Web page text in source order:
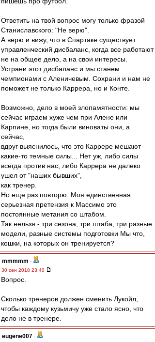
Ответить на твой вопрос могу только фразой
Станиславского: "Не верю".
А верю и вижу, что в Спартаке существует
управленческий дисбаланс, когда все работают
не на общее дело, а на свои интересы.
Устрани этот дисбаланс и мы станем
чемпионами с Аленичевым. Сохрани и нам не
поможет не только Каррера, но и Конте.
Возможно, дело в моей злопамятности: мы
сейчас играем хуже чем при Алене или
Карпине, но тогда были виноваты они, а
сейчас,
вдруг выяснилось, что это Каррере мешают
какие-то темные силы... Нет уж, либо силы
всегда против нас, либо Каррера не далеко
ушел от "наших бывших",
как тренер.
Но еще раз повторю. Моя единственная
серьезная претензия к Массимо это
постоянные метания со штабом.
Так нельзя - три сезона, три штаба, три разные
модели, разные системы подготовки Мы что,
кошки, на которых он тренируется?
mmmmm -
30 сен 2018 23:40
Вопрос.
Сколько тренеров должен сменить Лукойл,
чтобы каждому кузьмичу уже стало ясно, что
дело не в тренере.
eugene007 -